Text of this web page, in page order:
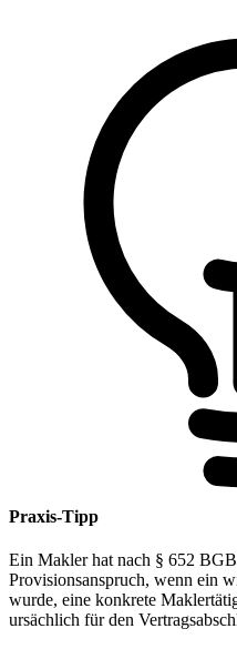
Praxis-Tipp
Ein Makler hat nach § 652
Provisionsanspruch, wenn ein
wurde, eine konkrete
ursächlich für den